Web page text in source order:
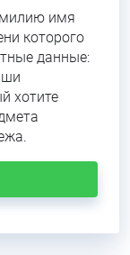
имя
которого
данные:
хотите